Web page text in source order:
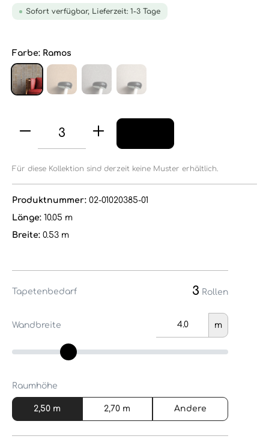
Sofort verfügbar, Lieferzeit: 1-3 Tage
Farbe: Ramos
Für diese Kollektion sind derzeit keine Muster erhältlich.
Produktnummer: 02-01020385-01
Länge: 10.05 m
Breite: 0.53 m
Tapetenbedarf 3 Rollen
Wandbreite m
Raumhöhe
2,50 m 2,70 m Andere